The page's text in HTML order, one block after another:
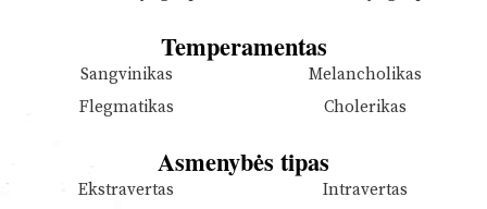
Temperamentas
Sangvinikas
Melancholikas
Flegmatikas
Cholerikas
Asmenybės tipas
Ekstravertas Intravertas